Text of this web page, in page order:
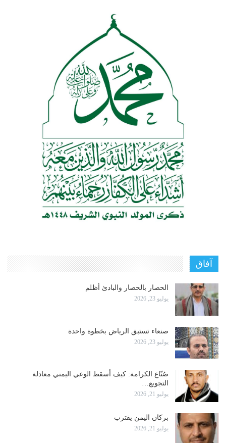
آفاق
الحصار بالحصار والبادئ أظلم
يوليو 23, 2026
صنعاء تستبق الرياض بخطوة واحدة
يوليو 23, 2026
صُنّاع الكرامة: كيف أسقط الوعي اليمني معادلة
التجويع…
يوليو 21, 2026
بركان اليمن يقترب
يوليو 21, 2026